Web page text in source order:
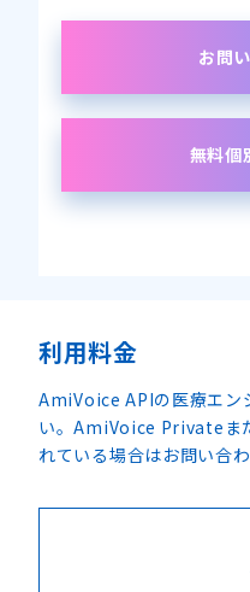
お問
無料個
利用料金
AmiVoice APIの医療エン
い。AmiVoice Privateま
れている場合はお問い合わ